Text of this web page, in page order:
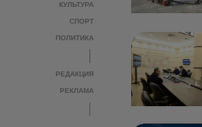
КУЛЬТУРА
СПОРТ
ПОЛИТИКА
РЕДАКЦИЯ
РЕКЛАМА
КУЛЬТУРА
СПОРТ
ПОЛИТИКА
РЕДАКЦИЯ
РЕКЛАМА